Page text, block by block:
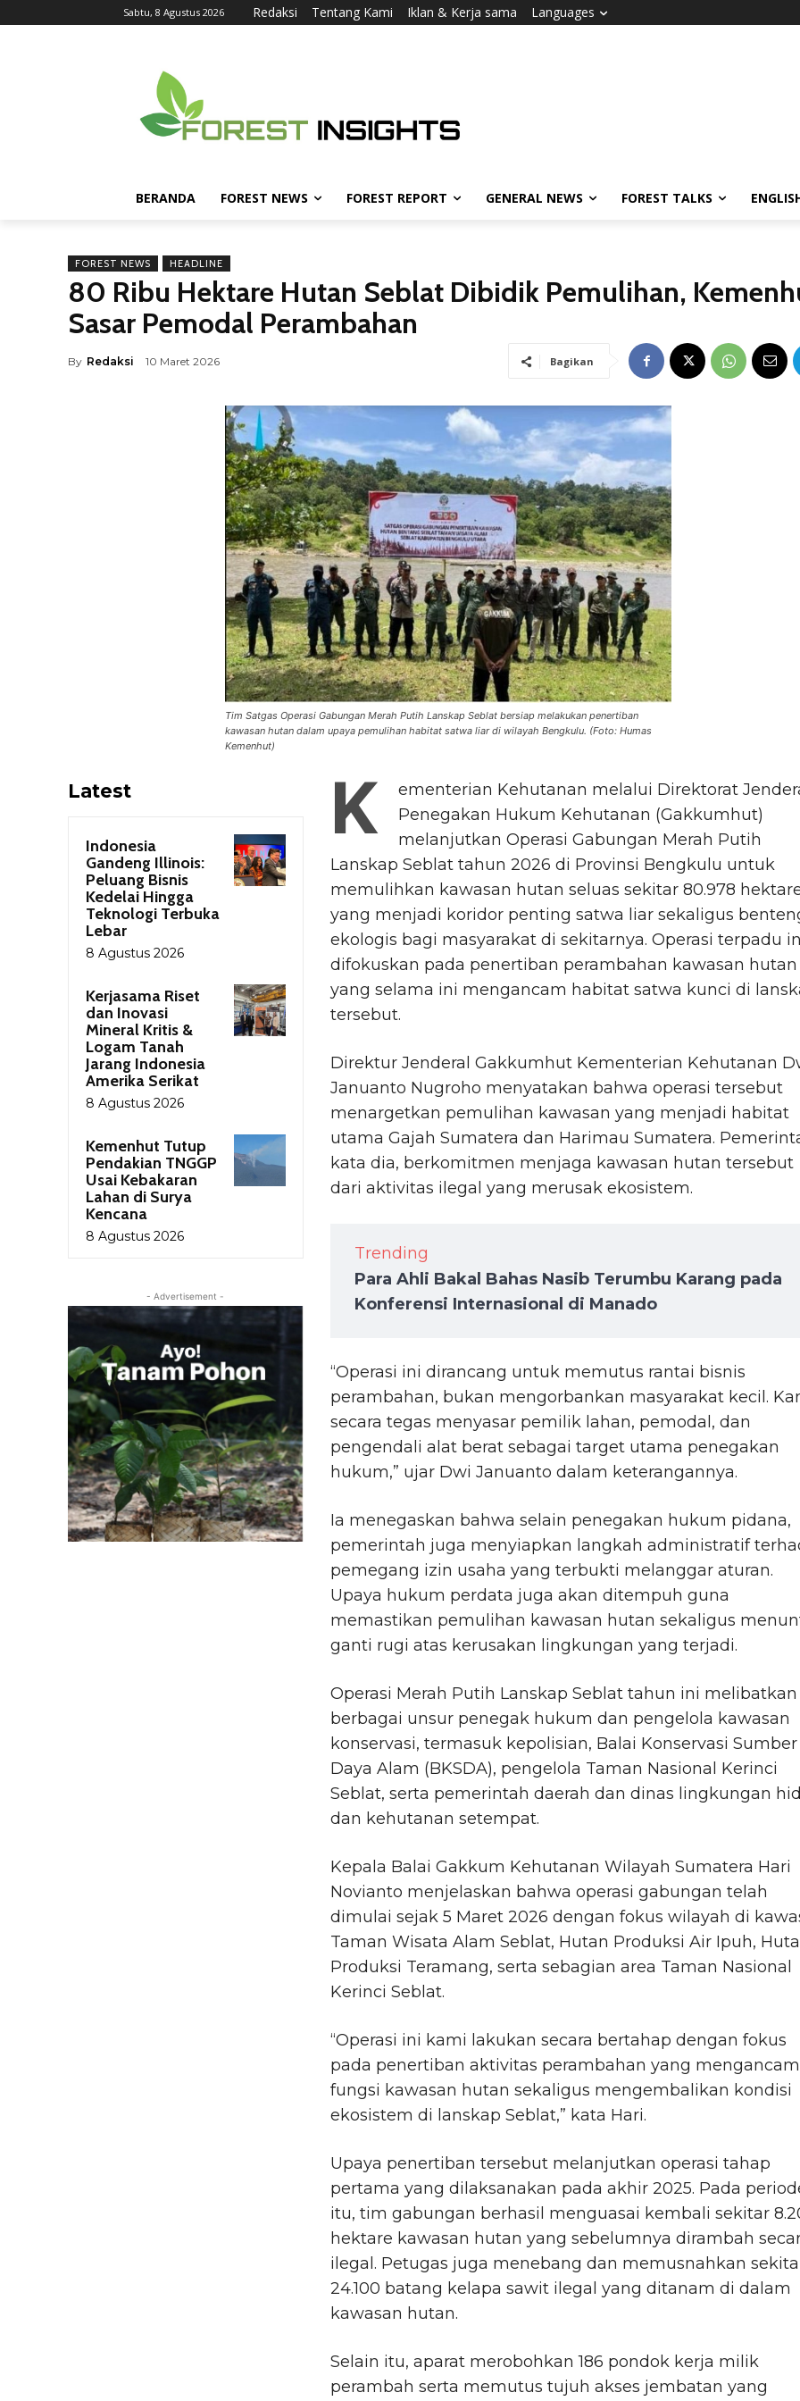
Sabtu, 8 Agustus 2026 Redaksi Tentang Kami Iklan & Kerja sama Languages
BERANDA FOREST NEWS FOREST REPORT GENERAL NEWS FOREST TALKS
FOREST NEWS HEADLINE
80 Ribu Hektare Hutan Seblat Dibidik Pemulihan,
Sasar Pemodal Perambahan
By Redaksi 10 Maret 2026 Bagikan
Tim Satgas Operasi Gabungan Merah Putih Lanskap Seblat bersiap melakukan penertiban
kawasan hutan dalam upaya pemulihan habitat satwa liar di wilayah Bengkulu. (Foto: Humas
Kemenhut)
Latest
Indonesia
Gandeng Illinois:
Peluang Bisnis
Kedelai Hingga
Teknologi Terbuka
Lebar
8 Agustus 2026
Kerjasama Riset
dan Inovasi
Mineral Kritis &
Logam Tanah
Jarang Indonesia
Amerika Serikat
8 Agustus 2026
Kemenhut Tutup
Pendakian TNGGP
Usai Kebakaran
Lahan di Surya
Kencana
8 Agustus 2026
- Advertisement -
K
ementerian Kehutanan melalui Direktorat
Penegakan Hukum Kehutanan (Gakkumhut)
melanjutkan Operasi Gabungan Merah Putih
Lanskap Seblat tahun 2026 di Provinsi Bengkulu untuk
memulihkan kawasan hutan seluas sekitar 80.978
yang menjadi koridor penting satwa liar sekaligus
ekologis bagi masyarakat di sekitarnya. Operasi terpadu
difokuskan pada penertiban perambahan kawasan hutan
yang selama ini mengancam habitat satwa kunci di
tersebut.
Direktur Jenderal Gakkumhut Kementerian Kehutanan
Januanto Nugroho menyatakan bahwa operasi tersebut
menargetkan pemulihan kawasan yang menjadi habitat
utama Gajah Sumatera dan Harimau Sumatera.
kata dia, berkomitmen menjaga kawasan hutan tersebut
dari aktivitas ilegal yang merusak ekosistem.
Trending
Para Ahli Bakal Bahas Nasib Terumbu Karang pada
Konferensi Internasional di Manado
“Operasi ini dirancang untuk memutus rantai bisnis
perambahan, bukan mengorbankan masyarakat kecil.
secara tegas menyasar pemilik lahan, pemodal, dan
pengendali alat berat sebagai target utama penegakan
hukum,” ujar Dwi Januanto dalam keterangannya.
Ia menegaskan bahwa selain penegakan hukum pidana,
pemerintah juga menyiapkan langkah administratif
pemegang izin usaha yang terbukti melanggar aturan.
Upaya hukum perdata juga akan ditempuh guna
memastikan pemulihan kawasan hutan sekaligus
ganti rugi atas kerusakan lingkungan yang terjadi.
Operasi Merah Putih Lanskap Seblat tahun ini melibatkan
berbagai unsur penegak hukum dan pengelola kawasan
konservasi, termasuk kepolisian, Balai Konservasi Sumber
Daya Alam (BKSDA), pengelola Taman Nasional Kerinci
Seblat, serta pemerintah daerah dan dinas lingkungan
dan kehutanan setempat.
Kepala Balai Gakkum Kehutanan Wilayah Sumatera Hari
Novianto menjelaskan bahwa operasi gabungan telah
dimulai sejak 5 Maret 2026 dengan fokus wilayah di
Taman Wisata Alam Seblat, Hutan Produksi Air Ipuh,
Produksi Teramang, serta sebagian area Taman Nasional
Kerinci Seblat.
“Operasi ini kami lakukan secara bertahap dengan fokus
pada penertiban aktivitas perambahan yang mengancam
fungsi kawasan hutan sekaligus mengembalikan kondisi
ekosistem di lanskap Seblat,” kata Hari.
Upaya penertiban tersebut melanjutkan operasi tahap
pertama yang dilaksanakan pada akhir 2025. Pada
itu, tim gabungan berhasil menguasai kembali sekitar
hektare kawasan hutan yang sebelumnya dirambah
ilegal. Petugas juga menebang dan memusnahkan
24.100 batang kelapa sawit ilegal yang ditanam di dalam
kawasan hutan.
Selain itu, aparat merobohkan 186 pondok kerja milik
perambah serta memutus tujuh akses jembatan yang